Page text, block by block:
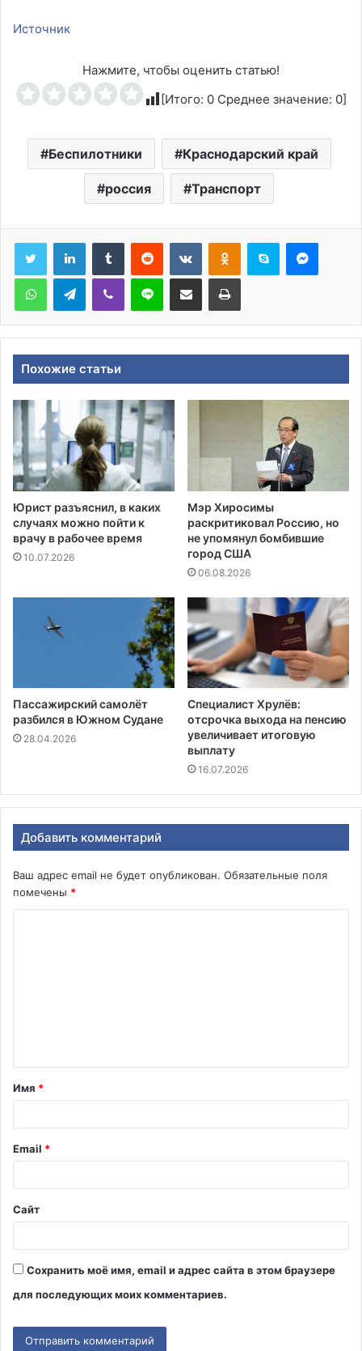
Источник
Нажмите, чтобы оценить статью!
[Итого: 0 Среднее значение: 0]
Беспилотники Краснодарский край
россия Транспорт
Tumblr Reddit ВконтактеОдноклассники
Skype
WhatsAppTelegramViber Line Поделиться через электронную почту Печатать
Похожие статьи
Юрист разъяснил, в каких
случаях можно пойти к
врачу в рабочее время
10.07.2026
Мэр Хиросимы
раскритиковал Россию, но
не упомянул бомбившие
город США
06.08.2026
Пассажирский самолёт
разбился в Южном Судане
28.04.2026
Специалист Хрулёв:
отсрочка выхода на пенсию
увеличивает итоговую
выплату
16.07.2026
Добавить комментарий
Ваш адрес email не будет опубликован. Обязательные поля
помечены *
т
а
й
*
Имя *
Email *
Сайт
Сохранить моё имя, email и адрес сайта в этом браузере
для последующих моих комментариев.